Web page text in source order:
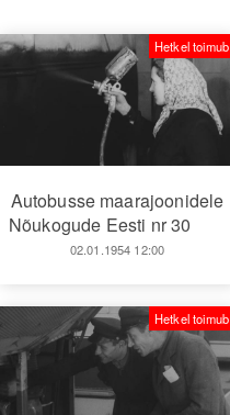
Autobusse maarajoonidele
Nõukogude Eesti nr 30
02.01.1954 12:00
Hetkel toimub
Hetkel toimub